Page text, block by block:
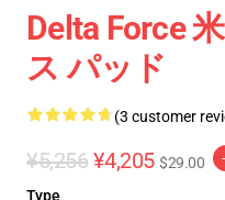
Delta Force
ス パッド
(3 customer
¥5,256 ¥4,205 $29.00
Type